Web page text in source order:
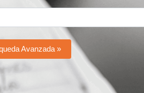
Avanzada »